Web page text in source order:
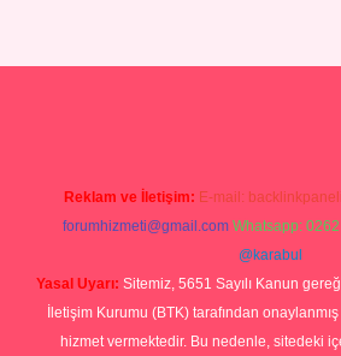
Reklam ve İletişim: E-mail:
forumhizmeti@gmail.com Whatsapp:
@karabul
Yasal Uyarı: Sitemiz, 5651 Sayılı Kanun
İletişim Kurumu (BTK) tarafından
hizmet vermektedir. Bu nedenle, sitedeki